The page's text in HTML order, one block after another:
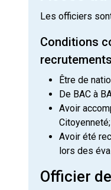
Les officiers
Conditions communes à tous les
Être de
De BAC à
Avoir
Citoyenneté;
Avoir été
lors des
Officier